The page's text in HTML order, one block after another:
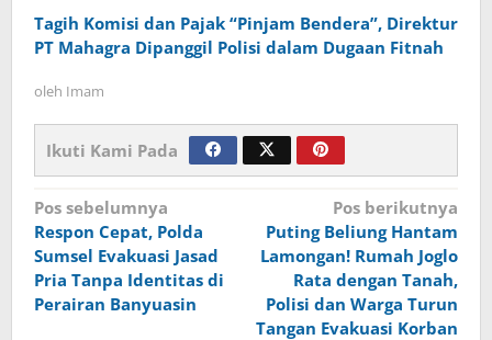
Tagih Komisi dan Pajak “Pinjam Bendera”, Direktur
PT Mahagra Dipanggil Polisi dalam Dugaan Fitnah
oleh Imam
Ikuti Kami Pada
Navigasi
pos
Pos sebelumnya
Respon Cepat, Polda
Sumsel Evakuasi Jasad
Pria Tanpa Identitas di
Perairan Banyuasin
Pos berikutnya
Puting Beliung Hantam
Lamongan! Rumah Joglo
Rata dengan Tanah,
Polisi dan Warga Turun
Tangan Evakuasi Korban